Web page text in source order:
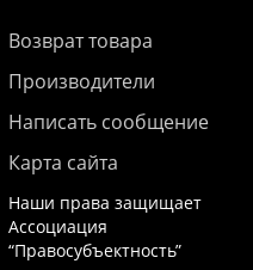
Возврат товара
Производители
Написать сообщение
Карта сайта
Наши права защищает
Ассоциация
“Правосубъектность”